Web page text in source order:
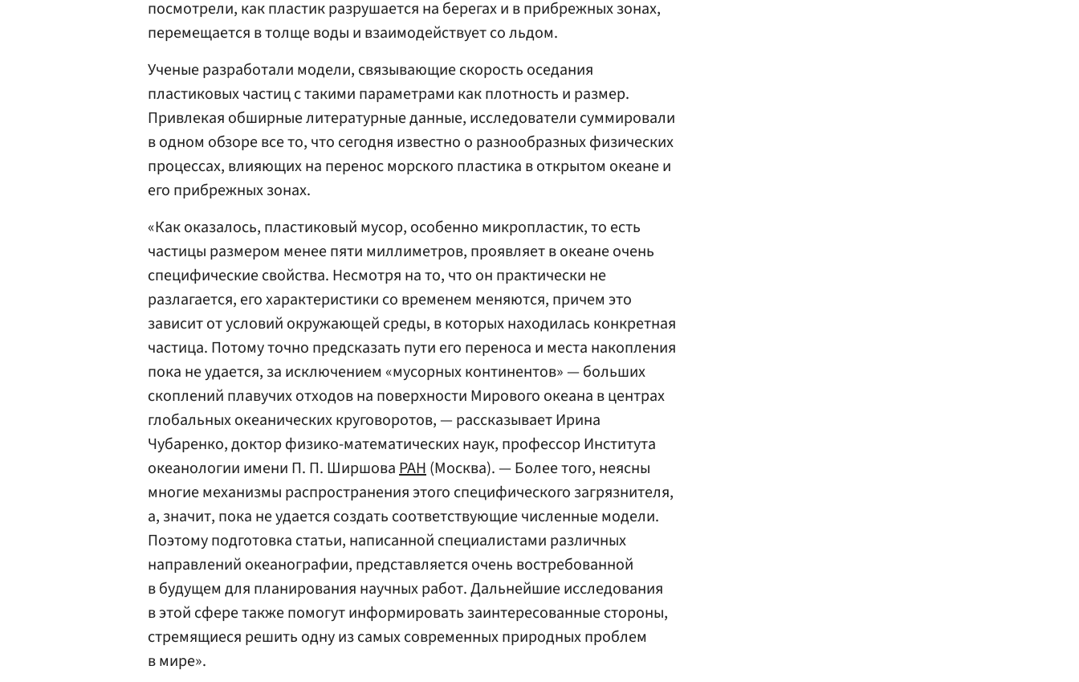
посмотрели, как пластик разрушается на берегах и в прибрежных зонах,
перемещается в толще воды и взаимодействует со льдом.
Ученые разработали модели, связывающие скорость оседания
пластиковых частиц с такими параметрами как плотность и размер.
Привлекая обширные литературные данные, исследователи суммировали
в одном обзоре все то, что сегодня известно о разнообразных физических
процессах, влияющих на перенос морского пластика в открытом океане и
его прибрежных зонах.
«Как оказалось, пластиковый мусор, особенно микропластик, то есть
частицы размером менее пяти миллиметров, проявляет в океане очень
специфические свойства. Несмотря на то, что он практически не
разлагается, его характеристики со временем меняются, причем это
зависит от условий окружающей среды, в которых находилась конкретная
частица. Потому точно предсказать пути его переноса и места накопления
пока не удается, за исключением «мусорных континентов» — больших
скоплений плавучих отходов на поверхности Мирового океана в центрах
глобальных океанических круговоротов, — рассказывает Ирина
Чубаренко, доктор физико-математических наук, профессор Института
океанологии имени П. П. ШиршоваРАН(Москва). — Более того, неясны
многие механизмы распространения этого специфического загрязнителя,
а, значит, пока не удается создать соответствующие численные модели.
Поэтому подготовка статьи, написанной специалистами различных
направлений океанографии, представляется очень востребованной
в будущем для планирования научных работ. Дальнейшие исследования
в этой сфере также помогут информировать заинтересованные стороны,
стремящиеся решить одну из самых современных природных проблем
в мире».